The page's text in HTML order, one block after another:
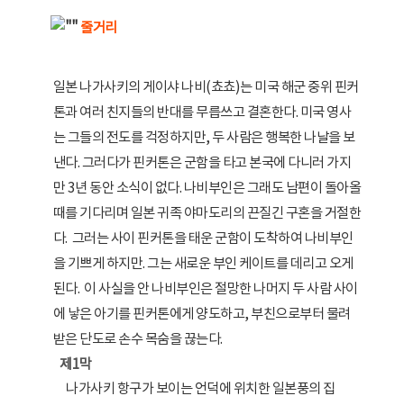
줄거리
일본 나가사키의 게이샤 나비(쵸쵸)는 미국 해군 중위 핀커
톤과 여러 친지들의 반대를 무릅쓰고 결혼한다. 미국 영사
는 그들의 전도를 걱정하지만, 두 사람은 행복한 나날을 보
낸다. 그러다가 핀커톤은 군함을 타고 본국에 다니러 가지
만 3년 동안 소식이 없다. 나비부인은 그래도 남편이 돌아올
때를 기다리며 일본 귀족 야마도리의 끈질긴 구혼을 거절한
다. 그러는 사이 핀커톤을 태운 군함이 도착하여 나비부인
을 기쁘게 하지만. 그는 새로운 부인 케이트를 데리고 오게
된다. 이 사실을 안 나비부인은 절망한 나머지 두 사람 사이
에 낳은 아기를 핀커톤에게 양도하고, 부친으로부터 물려
받은 단도로 손수 목숨을 끊는다.
제1막
나가사키 항구가 보이는 언덕에 위치한 일본풍의 집